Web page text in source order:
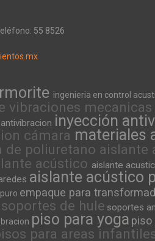
55 8526
ingenieria en control
vibraciones mecanicas
inyección
cámara materiales
de poliuretano aislante
acústico aislante
aislante acústico
empaque para
soportes de hule soportes
piso para yoga piso
para areas